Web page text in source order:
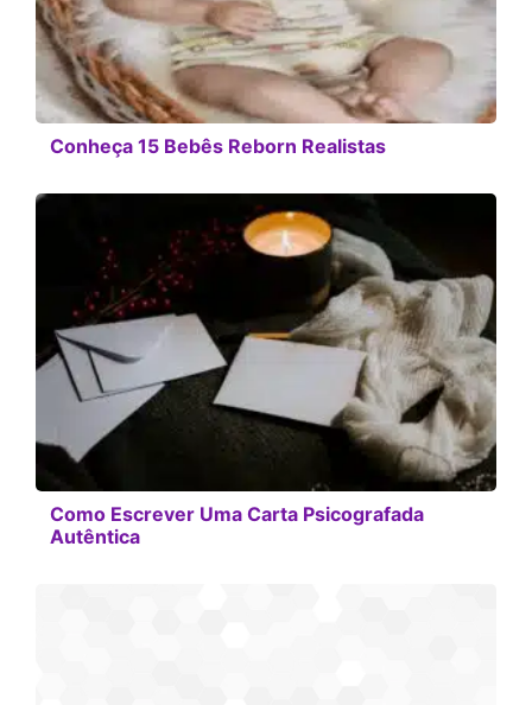
Conheça 15 Bebês Reborn Realistas
Como Escrever Uma Carta Psicografada
Autêntica